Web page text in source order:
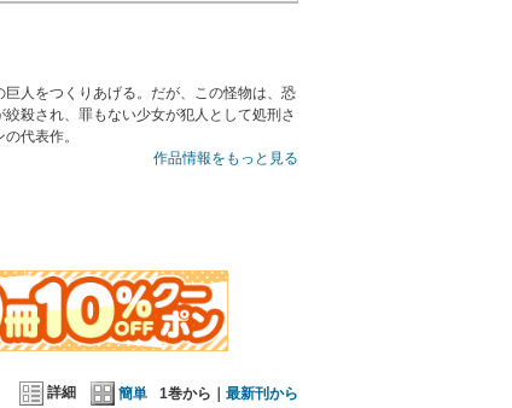
人をつくりあげる。だが、この怪物は、恐
殺され、罪もない少女が犯人として処刑さ
代表作。
作品情報をもっと見る
詳細 簡単 1巻から｜ 最新刊から